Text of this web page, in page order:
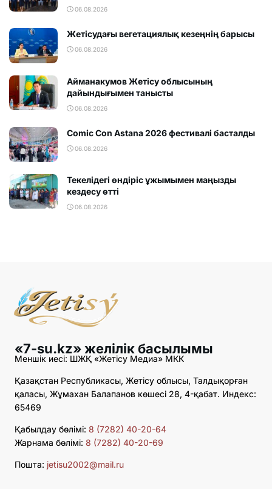
06.08.2026
Жетісудағы вегетациялық кезеңнің барысы
06.08.2026
Айманакумов Жетісу облысының
дайындығымен танысты
06.08.2026
Comic Con Astana 2026 фестивалi басталды
06.08.2026
Текелідегі өндіріс ұжымымен маңызды
кездесу өтті
06.08.2026
«7-su.kz» желілік басылымы
Меншік иесі: ШЖҚ «Жетісу Медиа» МКК
Қазақстан Республикасы, Жетісу облысы, Талдықорған
қаласы, Жұмахан Балапанов көшесі 28, 4-қабат. Индекс:
65469
Қабылдау бөлімі: 8 (7282) 40-20-64
Жарнама бөлімі: 8 (7282) 40-20-69
Пошта: jetisu2002@mail.ru